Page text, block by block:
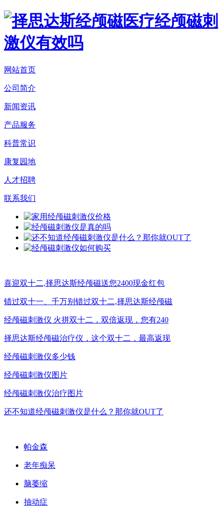
网站首页
公司简介
新闻资讯
产品服务
科普常识
康复园地
人才招聘
联系我们
喜迎双十二,择思达斯经颅磁送您2400现金红包
错过双十一、千万别错过双十二,择思达斯经颅磁
经颅磁刺激仪 火拼双十二，双倍返现，您有240
择思达斯经颅磁治疗仪，这个双十二，最高返现
经颅磁刺激仪多少钱
经颅磁刺激仪图片
经颅磁刺激仪治疗图片
还不知道经颅磁刺激仪是什么？那你就OUT了
帕金森
老年痴呆
脑萎缩
抽动症